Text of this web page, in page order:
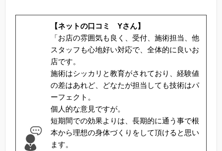
【ネットの口コミ Yさん】
「お店の雰囲気も良く、受付、施術担当、他
スタッフも心地好い対応で、全体的に良いお
店です。
施術はシッカリと教育がされており、経験値
の差はあれど、どなたが担当しても技術はパ
ーフェクト。
個人的な意見ですが。
短期間での効果よりは、長期的に通う事で根
本から理想の身体づくりをして頂けると思い
ます。